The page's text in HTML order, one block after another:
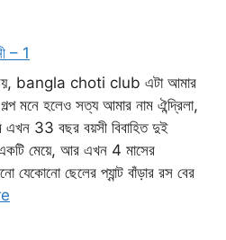
– 1
নয়, bangla choti club এটা আমার
মনে হলেও সত্য আমার নাম ঐন্দ্রিলা,
33 বছর বয়সী বিবাহিত দুই
মেয়ে, আর এখন 4 মাসের
যেকোনো ছেলের প্যান্ট বাঁড়ার রস বের